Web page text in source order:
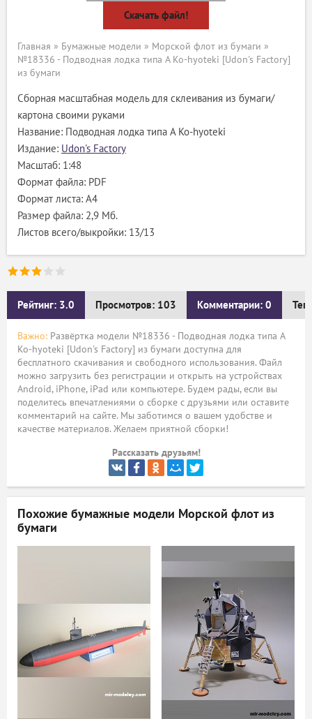
Скачать файл!
Главная » Бумажные модели » Морской флот из бумаги »
№18336 - Подводная лодка типа A Ko-hyoteki [Udon's Factory]
из бумаги
Сборная масштабная модель для склеивания из бумаги/
картона своими руками
Название: Подводная лодка типа A Ko-hyoteki
Издание: Udon's Factory
Масштаб: 1:48
Формат файла: PDF
Формат листа: А4
Размер файла: 2,9 Мб.
Листов всего/выкройки: 13/13
Рейтинг: 3.0 Просмотров: 103 Комментарии: 0
Важно: Развёртка модели №18336 - Подводная лодка типа A
Ko-hyoteki [Udon's Factory] из бумаги доступна для
бесплатного скачивания и свободного использования. Файл
можно загрузить без регистрации и открыть на устройствах
Android, iPhone, iPad или компьютере. Будем рады, если вы
поделитесь впечатлениями о сборке с друзьями или оставите
комментарий на сайте. Мы заботимся о вашем удобстве и
качестве материалов. Желаем приятной сборки!
Рассказать друзьям!
Похожие бумажные модели Морской флот из
бумаги